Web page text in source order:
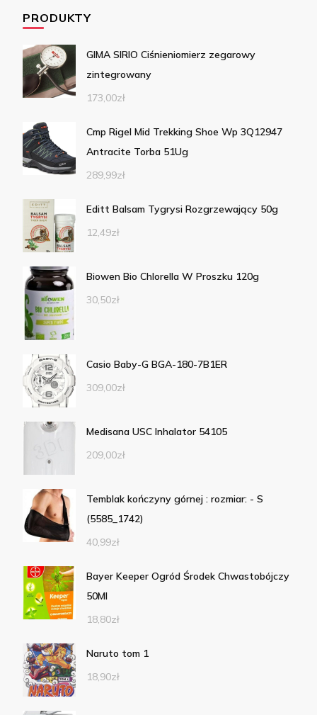
PRODUKTY
GIMA SIRIO Ciśnieniomierz zegarowy
zintegrowany
173,00zł
Cmp Rigel Mid Trekking Shoe Wp 3Q12947
Antracite Torba 51Ug
289,99zł
Editt Balsam Tygrysi Rozgrzewający 50g
12,49zł
Biowen Bio Chlorella W Proszku 120g
30,50zł
Casio Baby-G BGA-180-7B1ER
309,00zł
Medisana USC Inhalator 54105
209,00zł
Temblak kończyny górnej : rozmiar: - S
(5585_1742)
40,99zł
Bayer Keeper Ogród Środek Chwastobójczy
50Ml
18,80zł
Naruto tom 1
18,90zł